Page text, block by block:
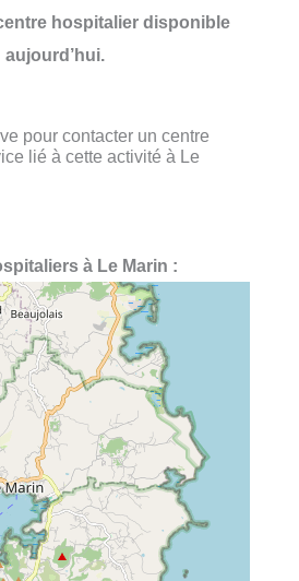
hospitalier disponible
aujourd’hui.
pour contacter un centre
lié à cette activité à Le
à Le Marin :